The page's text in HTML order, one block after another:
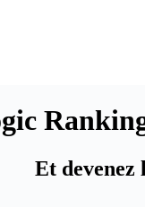
Et devenez